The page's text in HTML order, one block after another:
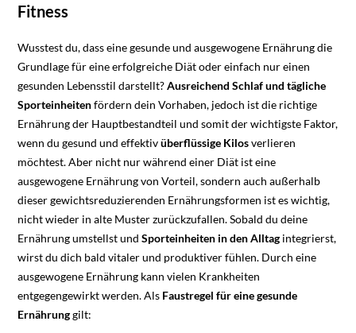
Fitness
Wusstest du, dass eine gesunde und ausgewogene Ernährung die
Grundlage für eine erfolgreiche Diät oder einfach nur einen
gesunden Lebensstil darstellt?Ausreichend Schlaf und tägliche
Sporteinheitenfördern dein Vorhaben, jedoch ist die richtige
Ernährung der Hauptbestandteil und somit der wichtigste Faktor,
wenn du gesund und effektivüberflüssige Kilosverlieren
möchtest. Aber nicht nur während einer Diät ist eine
ausgewogene Ernährung von Vorteil, sondern auch außerhalb
dieser gewichtsreduzierenden Ernährungsformen ist es wichtig,
nicht wieder in alte Muster zurückzufallen. Sobald du deine
Ernährung umstellst undSporteinheiten in den Alltag integrierst,
wirst du dich bald vitaler und produktiver fühlen. Durch eine
ausgewogene Ernährung kann vielen Krankheiten
entgegengewirkt werden. Als Faustregel für eine gesunde
Ernährunggilt: